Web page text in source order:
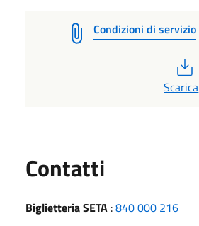
Condizioni di servizio
Scarica
Contatti
Biglietteria SETA :840 000 216